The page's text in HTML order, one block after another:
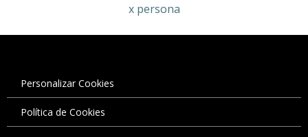
x persona
Personalizar Cookies
Política de Cookies